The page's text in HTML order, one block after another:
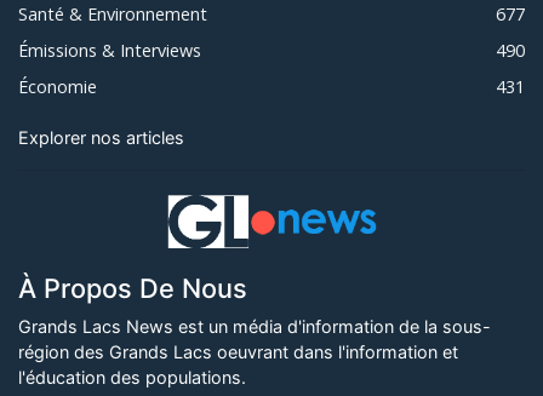
Santé & Environnement
677
Émissions & Interviews
490
Économie
431
Explorer nos articles
À Propos De Nous
Grands Lacs News est un média d'information de la sous-
région des Grands Lacs oeuvrant dans l'information et
l'éducation des populations.